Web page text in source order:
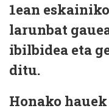
1ean
larunbat
ibilbidea eta
ditu.
Honako